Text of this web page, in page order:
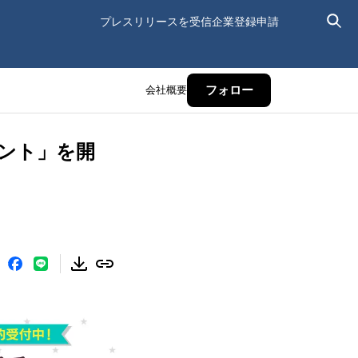
プレスリリースを受信企業登録申請
会社概要 フォロー
ト」を開